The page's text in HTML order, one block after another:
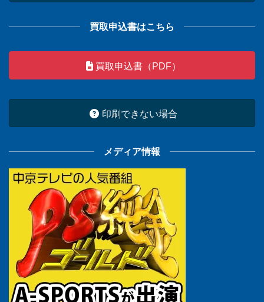
買取申込書はこちら
買取申込書（PDF）
印刷できない場合
メディア情報